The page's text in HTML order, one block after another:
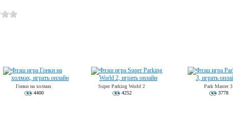
Гонки на холмах
4400
Super Parking World 2
4252
Park Master 3
3778